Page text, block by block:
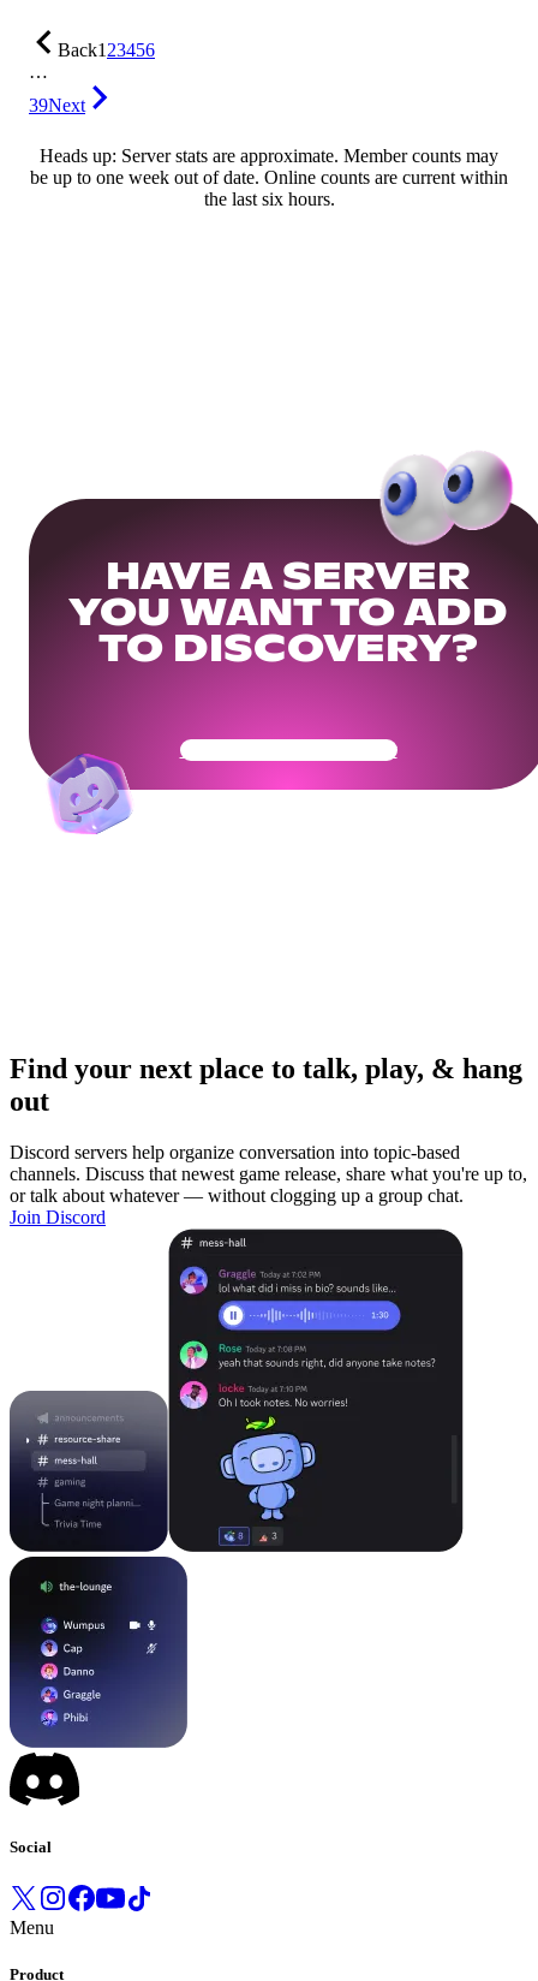
Back123456
…
39Next
Heads up: Server stats are approximate. Member counts may
be up to one week out of date. Online counts are current within
the last six hours.
HAVE A SERVER
YOU WANT TO ADD
TO DISCOVERY?
Get Your Community Ready
Find your next place to talk, play, & hang
out
Discord servers help organize conversation into topic-based
channels. Discuss that newest game release, share what you're up to,
or talk about whatever — without clogging up a group chat.
Join Discord
Social
Menu
Product